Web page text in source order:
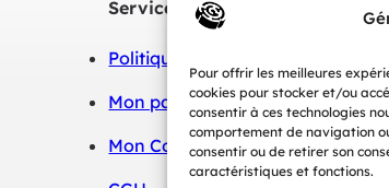
Pour offrir les meilleures
cookies pour stocker et/ou
consentir à ces technologies
comportement de navigation
consentir ou de retirer son
caractéristiques et fonctions.
Services
Politique de confidentialité
Mon panier
Mon Compte boutique